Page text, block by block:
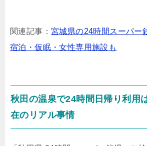
関連記事： 宮城県の24時間スーパー
宿泊・仮眠・女性専用施設も
秋田の温泉で24時間日帰り利用
在のリアル事情